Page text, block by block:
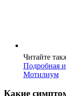
Читайте
Подробная
Мотилиум
Какие